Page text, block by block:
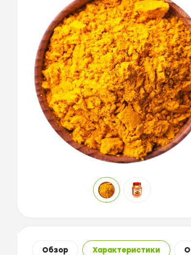
Обзор Характеристики